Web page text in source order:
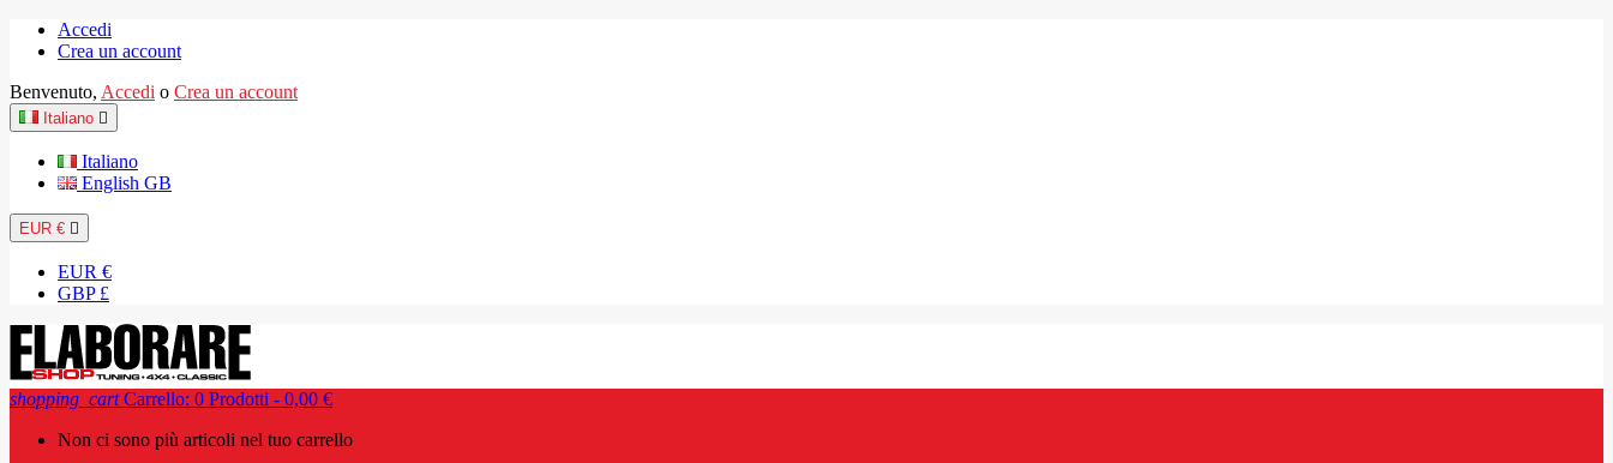
Accedi
Crea un account
Benvenuto, Accedi o Crea un account
Italiano 
Italiano
English GB
EUR € 
EUR €
GBP £
shopping_cart Carrello: 0 Prodotti - 0,00 €
Non ci sono più articoli nel tuo carrello